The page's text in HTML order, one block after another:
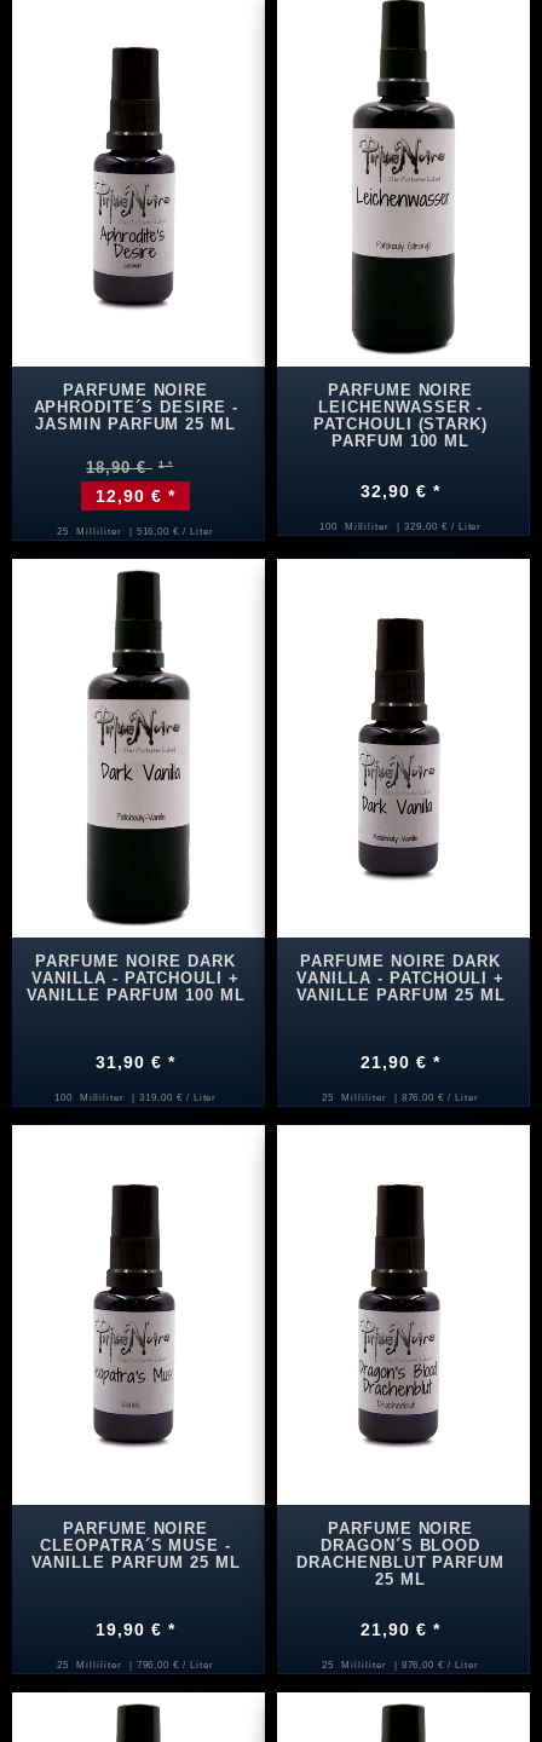
PARFUME NOIRE
APHRODITE´S DESIRE -
JASMIN PARFUM 25 ML
18,90 €
12,90 € *
25 Milliliter | 516,00 € / Liter
PARFUME NOIRE
LEICHENWASSER -
PATCHOULI (STARK)
PARFUM 100 ML
32,90 € *
100 Milliliter | 329,00 € / Liter
PARFUME NOIRE DARK
VANILLA - PATCHOULI +
VANILLE PARFUM 100 ML
31,90 € *
100 Milliliter | 319,00 € / Liter
PARFUME NOIRE DARK
VANILLA - PATCHOULI +
VANILLE PARFUM 25 ML
21,90 € *
25 Milliliter | 876,00 € / Liter
PARFUME NOIRE
CLEOPATRA´S MUSE -
VANILLE PARFUM 25 ML
19,90 € *
25 Milliliter | 796,00 € / Liter
PARFUME NOIRE
DRAGON´S BLOOD
DRACHENBLUT PARFUM
25 ML
21,90 € *
25 Milliliter | 876,00 € / Liter